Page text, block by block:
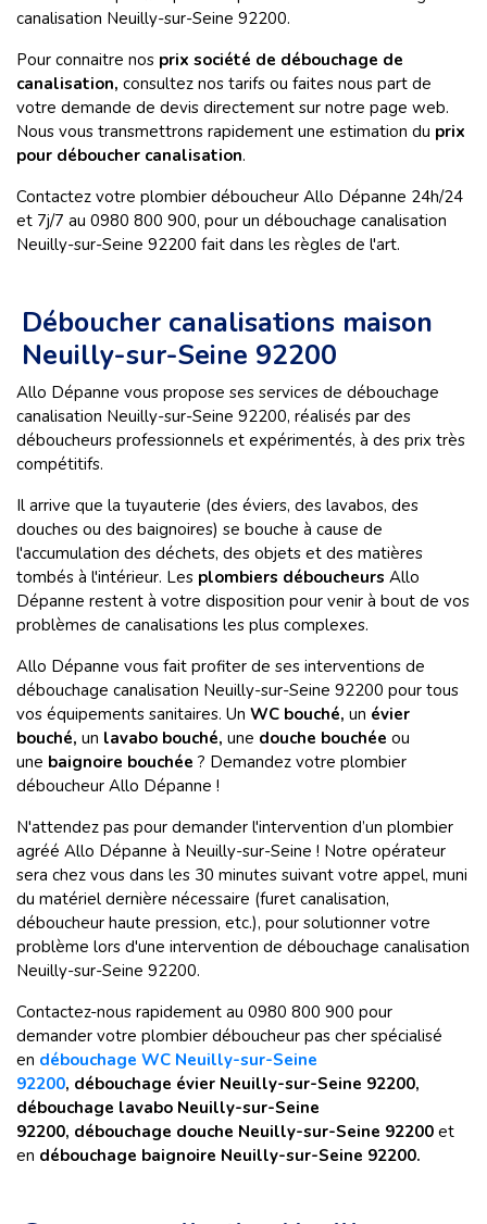
canalisation Neuilly-sur-Seine 92200.
Pour connaitre nos prix société de débouchage de
canalisation, consultez nos tarifs ou faites nous part de
votre demande de devis directement sur notre page web.
Nous vous transmettrons rapidement une estimation du prix
pour déboucher canalisation.
Contactez votre plombier déboucheur Allo Dépanne 24h/24
et 7j/7 au 0980 800 900, pour un débouchage canalisation
Neuilly-sur-Seine 92200 fait dans les règles de l'art.
Déboucher canalisations maison
Neuilly-sur-Seine 92200
Allo Dépanne vous propose ses services de débouchage
canalisation Neuilly-sur-Seine 92200, réalisés par des
déboucheurs professionnels et expérimentés, à des prix très
compétitifs.
Il arrive que la tuyauterie (des éviers, des lavabos, des
douches ou des baignoires) se bouche à cause de
l'accumulation des déchets, des objets et des matières
tombés à l'intérieur. Les plombiers déboucheurs Allo
Dépanne restent à votre disposition pour venir à bout de vos
problèmes de canalisations les plus complexes.
Allo Dépanne vous fait profiter de ses interventions de
débouchage canalisation Neuilly-sur-Seine 92200 pour tous
vos équipements sanitaires. Un WC bouché, un évier
bouché, un lavabo bouché, une douche bouchée ou
une baignoire bouchée ? Demandez votre plombier
déboucheur Allo Dépanne !
N'attendez pas pour demander l'intervention d’un plombier
agréé Allo Dépanne à Neuilly-sur-Seine ! Notre opérateur
sera chez vous dans les 30 minutes suivant votre appel, muni
du matériel dernière nécessaire (furet canalisation,
déboucheur haute pression, etc.), pour solutionner votre
problème lors d'une intervention de débouchage canalisation
Neuilly-sur-Seine 92200.
Contactez-nous rapidement au 0980 800 900 pour
demander votre plombier déboucheur pas cher spécialisé
en débouchage WC Neuilly-sur-Seine
92200, débouchage évier Neuilly-sur-Seine 92200,
débouchage lavabo Neuilly-sur-Seine
92200, débouchage douche Neuilly-sur-Seine 92200 et
en débouchage​​​​​​​ baignoire Neuilly-sur-Seine 92200.